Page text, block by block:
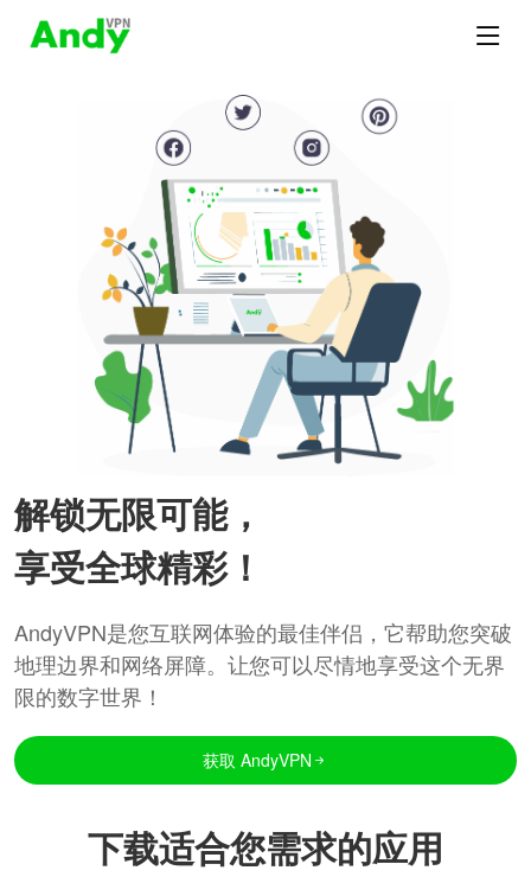
解锁无限可能，
享受全球精彩！
AndyVPN是您互联网体验的最佳伴侣，它帮助您突破
地理边界和网络屏障。让您可以尽情地享受这个无界
限的数字世界！
获取 AndyVPN
下载适合您需求的应用